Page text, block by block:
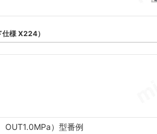
様 X224）
OUT1.0MPa）型番例